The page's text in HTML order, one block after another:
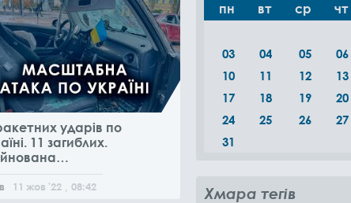
ударів по
11 загиблих.
11 жов '22 , 08:42
пн
вт ср чт
03
04 05 06
10
11 12 13
17
18 19 20
24
25 26 27
31
Хмара тегів